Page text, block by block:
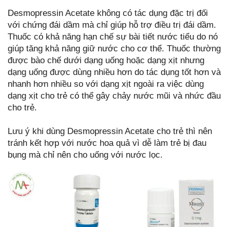
Desmopressin Acetate không có tác dụng đặc trị đối
với chứng đái dầm mà chỉ giúp hỗ trợ điều trị đái dầm.
Thuốc có khả năng hạn chế sự bài tiết nước tiểu do nó
giúp tăng khả năng giữ nước cho cơ thể. Thuốc thường
được bào chế dưới dạng uống hoặc dạng xịt nhưng
dạng uống được dùng nhiều hơn do tác dụng tốt hơn và
nhanh hơn nhiều so với dạng xịt ngoài ra việc dùng
dạng xịt cho trẻ có thể gây chảy nước mũi và nhức đầu
cho trẻ.
Lưu ý khi dùng Desmopressin Acetate cho trẻ thì nên
tránh kết hợp với nước hoa quả vì dễ làm trẻ bị đau
bụng mà chỉ nên cho uống với nước lọc.